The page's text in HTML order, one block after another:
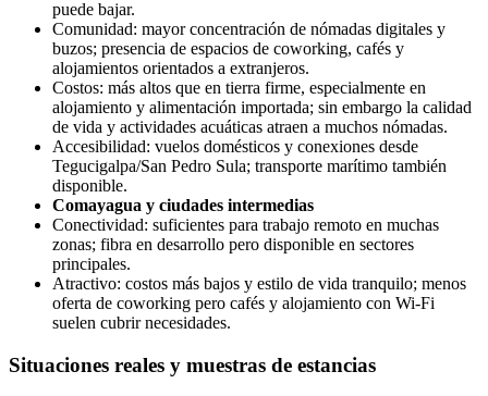
puede bajar.
Comunidad: mayor concentración de nómadas digitales y
buzos; presencia de espacios de coworking, cafés y
alojamientos orientados a extranjeros.
Costos: más altos que en tierra firme, especialmente en
alojamiento y alimentación importada; sin embargo la calidad
de vida y actividades acuáticas atraen a muchos nómadas.
Accesibilidad: vuelos domésticos y conexiones desde
Tegucigalpa/San Pedro Sula; transporte marítimo también
disponible.
Comayagua y ciudades intermedias
Conectividad: suficientes para trabajo remoto en muchas
zonas; fibra en desarrollo pero disponible en sectores
principales.
Atractivo: costos más bajos y estilo de vida tranquilo; menos
oferta de coworking pero cafés y alojamiento con Wi‑Fi
suelen cubrir necesidades.
Situaciones reales y muestras de estancias